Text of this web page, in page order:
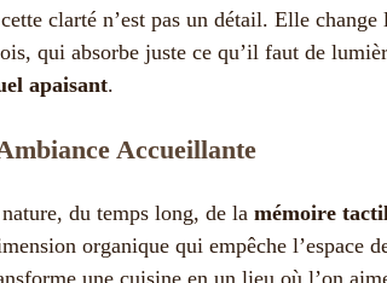
clarté n’est pas un détail. Elle change
qui absorbe juste ce qu’il faut de
apaisant.
Accueillante
du temps long, de la mémoire
organique qui empêche l’espace
une cuisine en un lieu où l’on